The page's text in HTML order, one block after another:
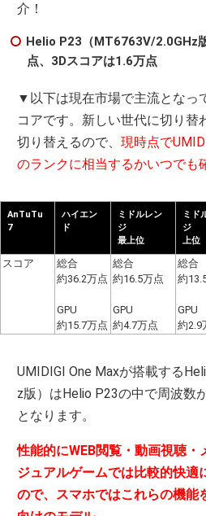
介！
Helio P23（MT6763V/2.0GHz
点、3Dスコアは1.6万点
▼以下は現在市場で主流となっ
コアです。新しい世代に切り替
切り替えるので、現時点で
のランクに相当するかいつでも
AnTuTu
7
ハイエン
ド
ミドルレン
ジ
最上位
ミド
ジ
上位
スコア
総合
約36.2万点
GPU
約15.7万点
総合
約16.5万点
GPU
約4.7万点
総合
約
GPU
約2.9
UMIDIGI One Maxが搭載する
z版）はHelio P23の中で周波数
となります。
性能的にWEB閲覧・動画視聴・
ジュアルゲームでは比較的快適
ので、スマホではこれらの機能